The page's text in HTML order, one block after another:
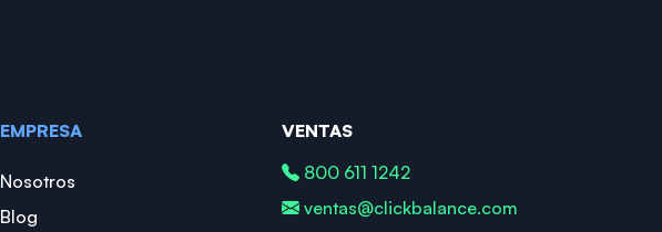
EMPRESA
Nosotros
Blog
VENTAS
800 611 1242
ventas@clickbalance.com